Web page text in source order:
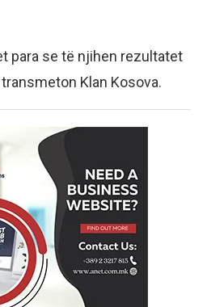
para se të njihen rezultatet
Klan Kosova.